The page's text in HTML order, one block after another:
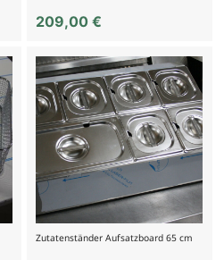
209,00€
Zutatenständer Aufsatzboard 65 cm